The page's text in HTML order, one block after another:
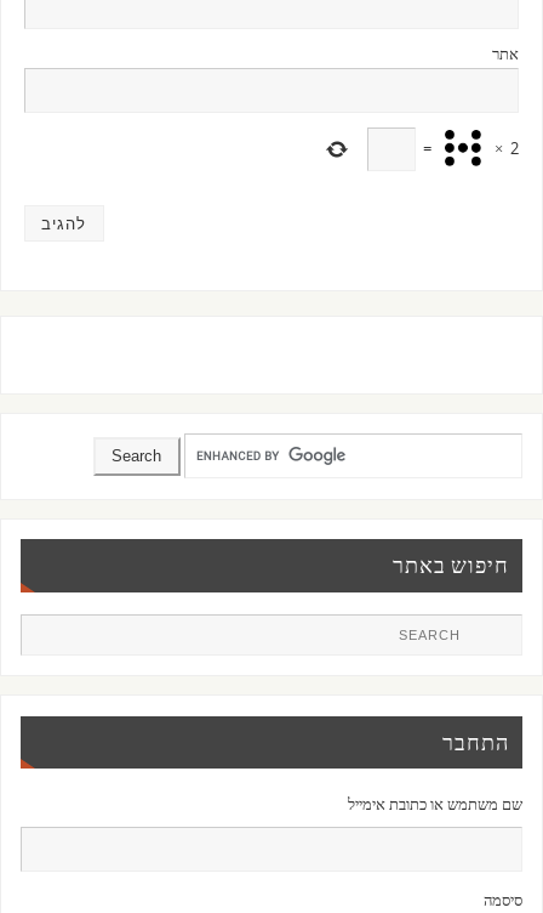
אתר
2
×
=
חיפוש באתר
התחבר
שם משתמש או כתובת אימייל
סיסמה